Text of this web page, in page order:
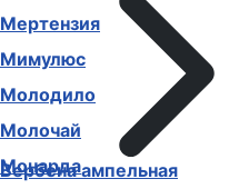
Вербена ампельная
Мертензия
Мимулюс
Молодило
Молочай
Монарда